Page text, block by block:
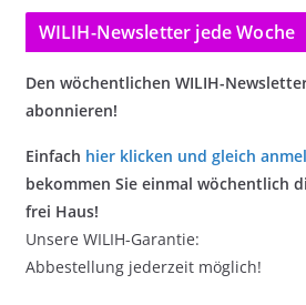
WILIH-Newsletter jede Woche
Den wöchentlichen WILIH-
abonnieren!
Einfach hier klicken und gleich
bekommen Sie einmal wöchentlich
frei Haus!
Unsere WILIH-Garantie:
Abbestellung jederzeit möglich!